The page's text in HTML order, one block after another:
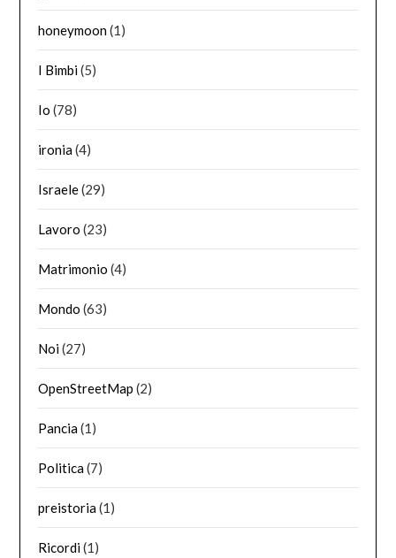
honeymoon(1)
I Bimbi(5)
Io (78)
ironia(4)
Israele(29)
Lavoro (23)
Matrimonio (4)
Mondo (63)
Noi(27)
OpenStreetMap (2)
Pancia(1)
Politica(7)
preistoria(1)
Ricordi(1)